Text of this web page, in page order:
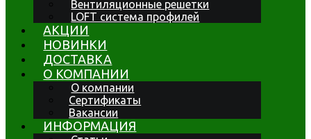
Вентиляционные решетки
LOFT система профилей
АКЦИИ
НОВИНКИ
ДОСТАВКА
О КОМПАНИИ
О компании
Сертификаты
Вакансии
ИНФОРМАЦИЯ